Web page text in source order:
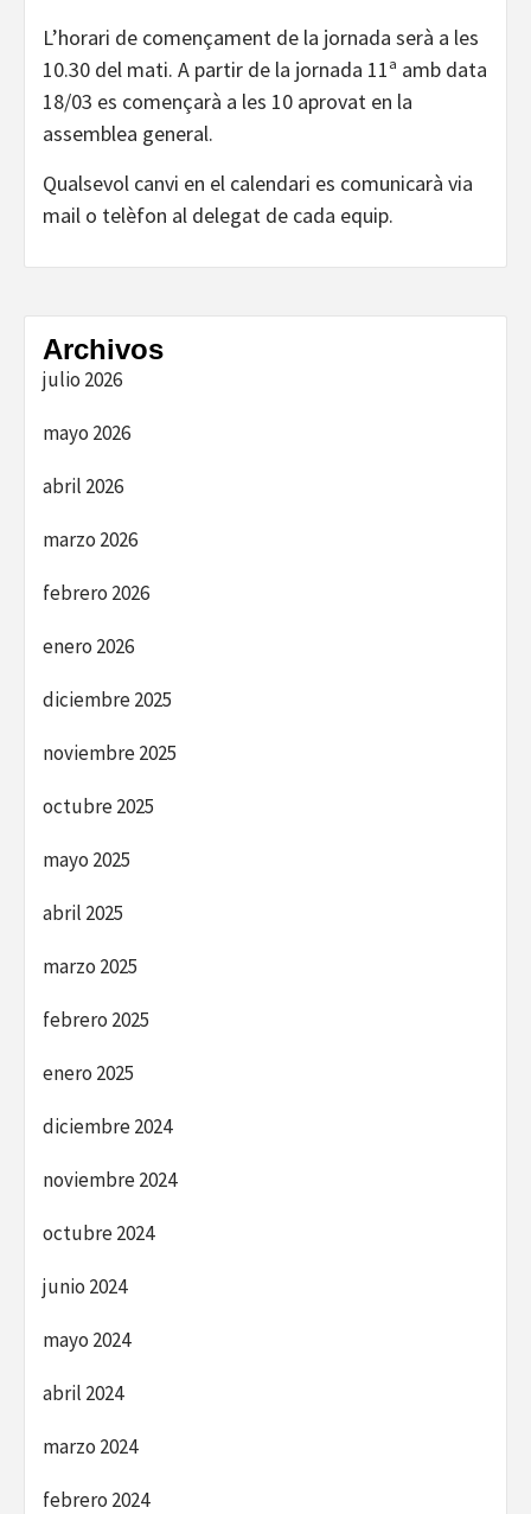
L’horari de començament de la jornada serà a les
10.30 del mati. A partir de la jornada 11ª amb data
18/03 es començarà a les 10 aprovat en la
assemblea general.
Qualsevol canvi en el calendari es comunicarà via
mail o telèfon al delegat de cada equip.
Archivos
julio 2026
mayo 2026
abril 2026
marzo 2026
febrero 2026
enero 2026
diciembre 2025
noviembre 2025
octubre 2025
mayo 2025
abril 2025
marzo 2025
febrero 2025
enero 2025
diciembre 2024
noviembre 2024
octubre 2024
junio 2024
mayo 2024
abril 2024
marzo 2024
febrero 2024